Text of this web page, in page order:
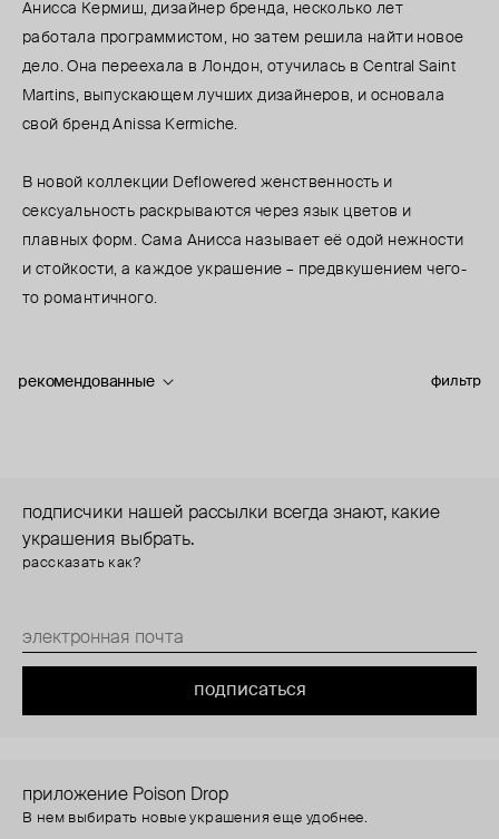
Анисса Кермиш, дизайнер бренда, несколько лет
работала программистом, но затем решила найти новое
дело. Она переехала в Лондон, отучилась в Central Saint
Martins, выпускающем лучших дизайнеров, и основала
свой бренд Anissa Kermiche.
В новой коллекции Deflowered женственность и
сексуальность раскрываются через язык цветов и
плавных форм. Сама Анисса называет её одой нежности
и стойкости, а каждое украшение – предвкушением чего-
то романтичного.
фильтр
рекомендованные
подписчики нашей рассылки всегда знают, какие
украшения выбрать.
рассказать как?
подписаться
приложение Poison Drop
В нем выбирать новые украшения еще удобнее.